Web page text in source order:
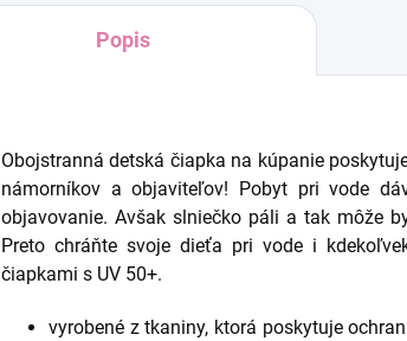
Popis
Obojstranná detská čiapka na kúpanie
námorníkov a objaviteľov! Pobyt pri vode
objavovanie. Avšak slniečko páli a tak môže
Preto chráňte svoje dieťa pri vode i
čiapkami s UV 50+.
vyrobené z tkaniny, ktorá poskytuje